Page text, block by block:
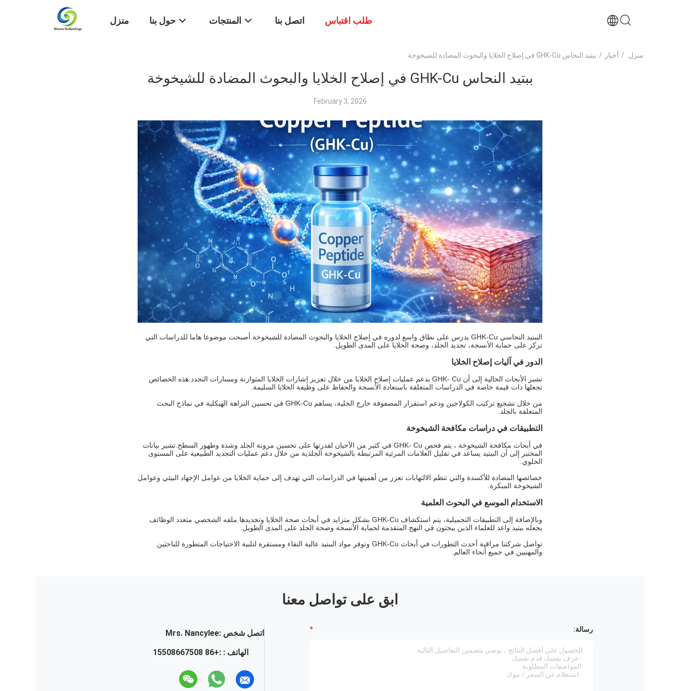
منزل حول بنا المنتجات اتصل بنا طلب اقتباس
منزل / أخبار / ببتيد النحاس GHK-Cu في إصلاح الخلايا والبحوث المضادة للشيخوخة
ببتيد النحاس GHK-Cu في إصلاح الخلايا والبحوث المضادة للشيخوخة
February 3, 2026
الببتيد النحاسي GHK-Cu يدرس على نطاق واسع لدوره في إصلاح الخلايا والبحوث المضادة للشيخوخة.أصبحت موضوعا هاما للدراسات التي
تركز على حماية الأنسجة، تجديد الجلد، وصحة الخلايا على المدى الطويل.
الدور في آليات إصلاح الخلايا
تشير الأبحاث الحالية إلى أن GHK- Cu يدعم عمليات إصلاح الخلايا من خلال تعزيز إشارات الخلايا المتوازنة ومسارات التجدد.هذه الخصائص
تجعلها ذات قيمة خاصة في الدراسات المتعلقة باستعادة الأنسجة والحفاظ على وظيفة الخلايا السليمة.
من خلال تشجيع تركيب الكولاجين ودعم استقرار المصفوفة خارج الخلية، يساهم GHK-Cu في تحسين النزاهة الهيكلية في نماذج البحث
المتعلقة بالجلد.
التطبيقات في دراسات مكافحة الشيخوخة
في أبحاث مكافحة الشيخوخة ، يتم فحص GHK- Cu في كثير من الأحيان لقدرتها على تحسين مرونة الجلد وشدة وظهور السطح.تشير بيانات
المختبر إلى أن الببتيد يساعد في تقليل العلامات المرئية المرتبطة بالشيخوخة الجلدية من خلال دعم عمليات التجديد الطبيعية على المستوى
الخلوي.
خصائصها المضادة للأكسدة والتي تنظم الالتهابات تعزز من أهميتها في الدراسات التي تهدف إلى حماية الخلايا من عوامل الإجهاد البيئي وعوامل
الشيخوخة المبكرة.
الاستخدام الموسع في البحوث العلمية
وبالإضافة إلى التطبيقات التجميلية، يتم استكشاف GHK-Cu بشكل متزايد في أبحاث صحة الخلايا وتجديدها.ملفه الشخصي متعدد الوظائف
يجعله ببتيد واعد للعلماء الذين يبحثون في النهج المتقدمة لحماية الأنسجة وصحة الجلد على المدى الطويل.
تواصل شركتنا مراقبة أحدث التطورات في أبحاث GHK-Cu وتوفر مواد الببتيد عالية النقاء ومستقرة لتلبية الاحتياجات المتطورة للباحثين
والمهنيين في جميع أنحاء العالم.
ابق على تواصل معنا
اتصل شخص :Mrs. Nancylee
الهاتف : :+86 15508667508
رسالة: